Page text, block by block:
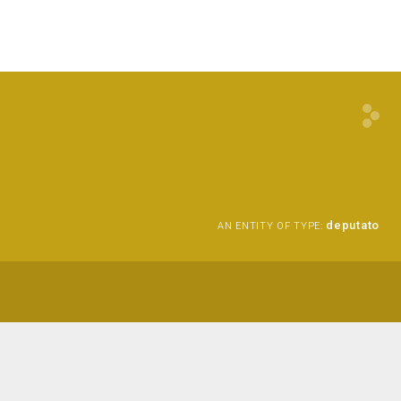
AN ENTITY OF TYPE: deputato